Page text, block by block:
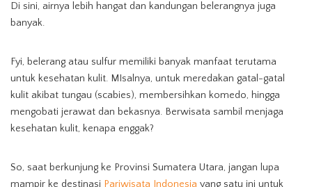
Di sini, airnya lebih hangat dan kandungan belerangnya juga
banyak.
Fyi, belerang atau sulfur memiliki banyak manfaat terutama
untuk kesehatan kulit. MIsalnya, untuk meredakan gatal-gatal
kulit akibat tungau (scabies), membersihkan komedo, hingga
mengobati jerawat dan bekasnya. Berwisata sambil menjaga
kesehatan kulit, kenapa enggak?
So, saat berkunjung ke Provinsi Sumatera Utara, jangan lupa
mampir ke destinasi Pariwisata Indonesia yang satu ini untuk